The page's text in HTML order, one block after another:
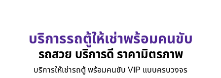
บริการรถตู้ให้เช่าพร้อมคนขับ
รถสวย บริการดี ราคามิตรภาพ
บริการให้เช่ารถตู้ พร้อมคนขับ VIP แบบครบวงจร